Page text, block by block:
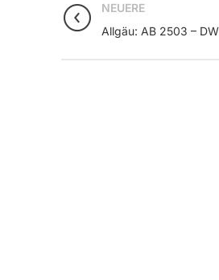
NEUERE
Allgäu: AB 2503 –